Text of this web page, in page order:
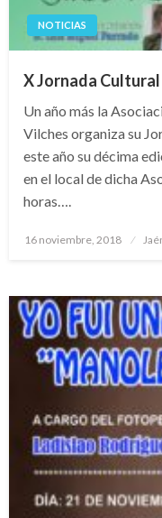
NOTICIAS
X Jornada
Un año más la
Vilches organiza su
este año su décima
en el local de dicha
horas….
Publicado
16 noviembre, 2018